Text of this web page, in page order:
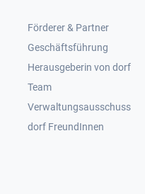
Footer 2
Förderer & Partner
Geschäftsführung
Herausgeberin von dorf
Team
Verwaltungsausschuss
dorf FreundInnen